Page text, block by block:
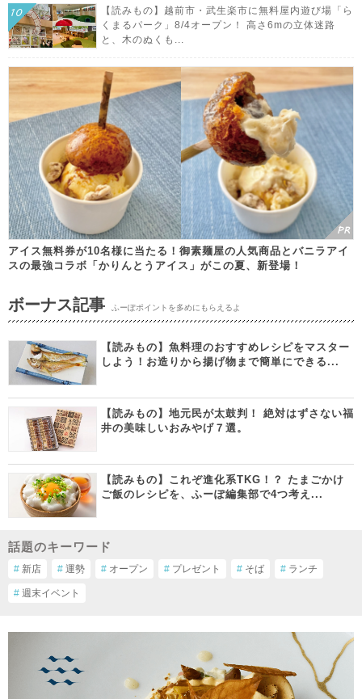
【読みもの】越前市・武生楽市に無料屋内遊び場「ら
くまるパーク」8/4オープン！ 高さ6mの立体迷路
と、木のぬくも...
アイス無料券が10名様に当たる！御素麺屋の人気商品とバニラアイ
スの最強コラボ「かりんとうアイス」がこの夏、新登場！
ボーナス記事 ふーぽポイントを多めにもらえるよ
【読みもの】魚料理のおすすめレシピをマスター
しよう！お造りから揚げ物まで簡単にできる...
【読みもの】地元民が太鼓判！ 絶対はずさない福
井の美味しいおみやげ７選。
【読みもの】これぞ進化系TKG！？ たまごかけ
ご飯のレシピを、ふーぽ編集部で4つ考え...
話題のキーワード
# 新店 # 運勢 # オープン # プレゼント # そば # ランチ
# 週末イベント